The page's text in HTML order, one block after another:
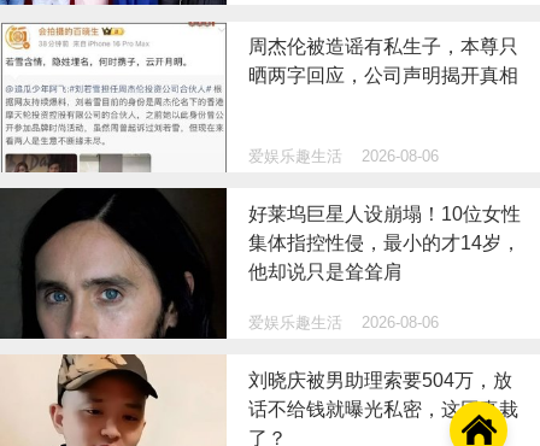
周杰伦被造谣有私生子，本尊只
晒两字回应，公司声明揭开真相
爱娱乐趣生活 2026-08-06
好莱坞巨星人设崩塌！10位女性
集体指控性侵，最小的才14岁，
他却说只是耸耸肩
爱娱乐趣生活 2026-08-06
刘晓庆被男助理索要504万，放
话不给钱就曝光私密，这回真栽
了？
